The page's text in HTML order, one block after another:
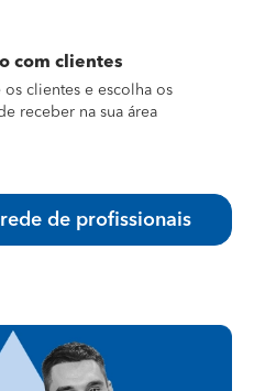
com clientes
clientes e escolha os
receber na sua área
de profissionais